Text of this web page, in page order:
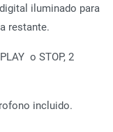
iluminado para
restante.
o STOP, 2
incluido.